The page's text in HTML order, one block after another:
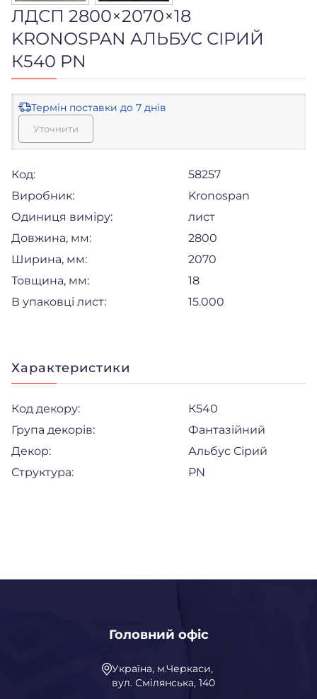
ЛДСП 2800×2070×18
KRONOSPAN АЛЬБУС СІРИЙ
К540 PN
Термін поставки до 7 днів
Уточнити
Код:
58257
Виробник:
Kronospan
Одиниця виміру:
лист
Довжина, мм:
2800
Ширина, мм:
2070
Товщина, мм:
18
В упаковці лист:
15.000
Характеристики
Код декору:
К540
Група декорів:
Фантазійний
Декор:
Альбус Сірий
Структура:
PN
Головний офіс
Україна, м.Черкаси,
вул. Смілянська, 140